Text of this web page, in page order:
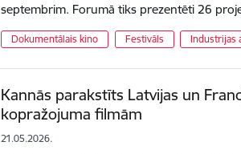
septembrim. Forumā tiks prezentēti 26
Dokumentālais kino Festivāls Industrijas
Kannās parakstīts Latvijas un
kopražojuma filmām
21.05.2026.